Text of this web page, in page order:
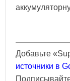
Добавьте
источники в